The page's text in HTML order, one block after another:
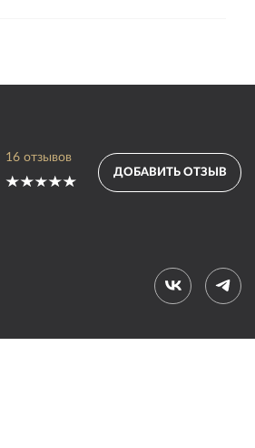
16 отзывов
ДОБАВИТЬ ОТЗЫВ